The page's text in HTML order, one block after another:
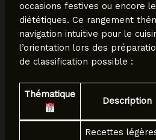
occasions festives ou encore
diététiques. Ce rangement
navigation intuitive pour le
l’orientation lors des
de classification possible :
Thématique
Description
Recettes